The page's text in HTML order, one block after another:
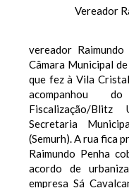
Vereador
vereador
Câmara Municipal
que fez à Vila
acompanhou
Fiscalização/
Secretaria
(Semurh). A rua fica
Raimundo Penha
acordo de
empresa Sá